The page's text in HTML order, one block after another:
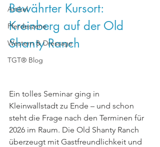
Artikel
Pferdeszene
Western & Dressage
TGT® Blog
Bewährter Kursort:
Kreinberg auf der Old
Shanty Ranch
Ein tolles Seminar ging in
Kleinwallstadt zu Ende – und schon
steht die Frage nach den Terminen für
2026 im Raum. Die Old Shanty Ranch
überzeugt mit Gastfreundlichkeit und